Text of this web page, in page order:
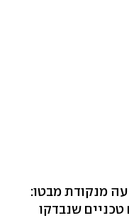
מנקודת מבטו:
שנבדקו